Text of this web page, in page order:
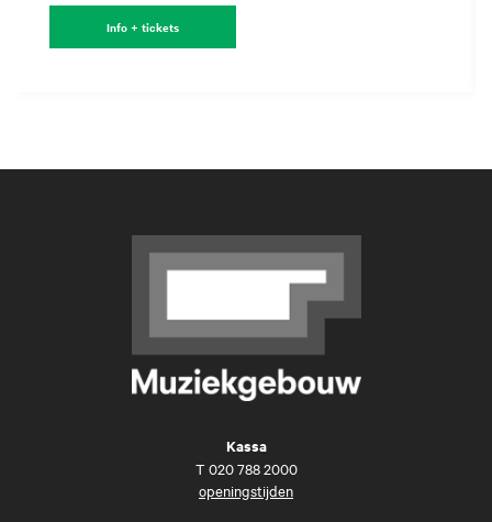
Info + tickets
Kassa
T 020 788 2000
openingstijden